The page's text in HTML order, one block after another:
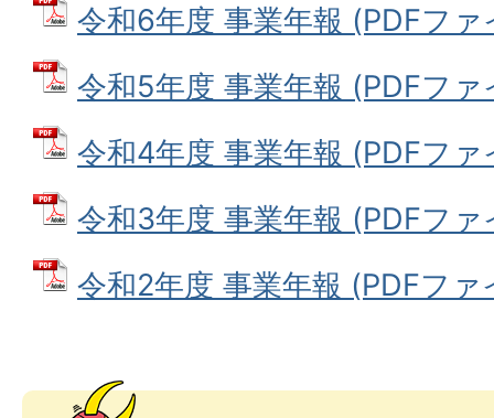
令和6年度 事業年報 (PDFフ
令和5年度 事業年報 (PDFフ
令和4年度 事業年報 (PDFフ
令和3年度 事業年報 (PDFフ
令和2年度 事業年報 (PDFフ